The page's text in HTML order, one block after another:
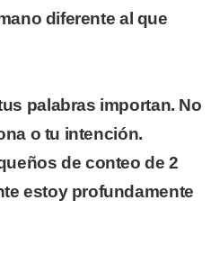
diferente al que
palabras importan. No
o tu intención.
de conteo de 2
estoy profundamente